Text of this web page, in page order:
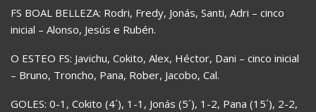
FS BOAL BELLEZA: Rodri, Fredy, Jonás, Santi, Adri – cinco
inicial – Alonso, Jesús e Rubén.
O ESTEO FS: Javichu, Cokito, Alex, Héctor, Dani – cinco inicial
– Bruno, Troncho, Pana, Rober, Jacobo, Cal.
GOLES: 0-1, Cokito (4´), 1-1, Jonás (5´), 1-2, Pana (15´), 2-2,